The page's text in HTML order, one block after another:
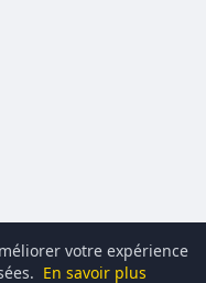
votre expérience
En savoir plus